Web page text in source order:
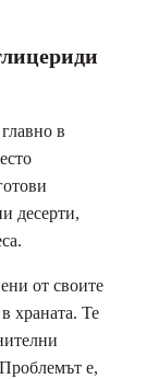
в
десерти,
от своите
храната. Те
е,